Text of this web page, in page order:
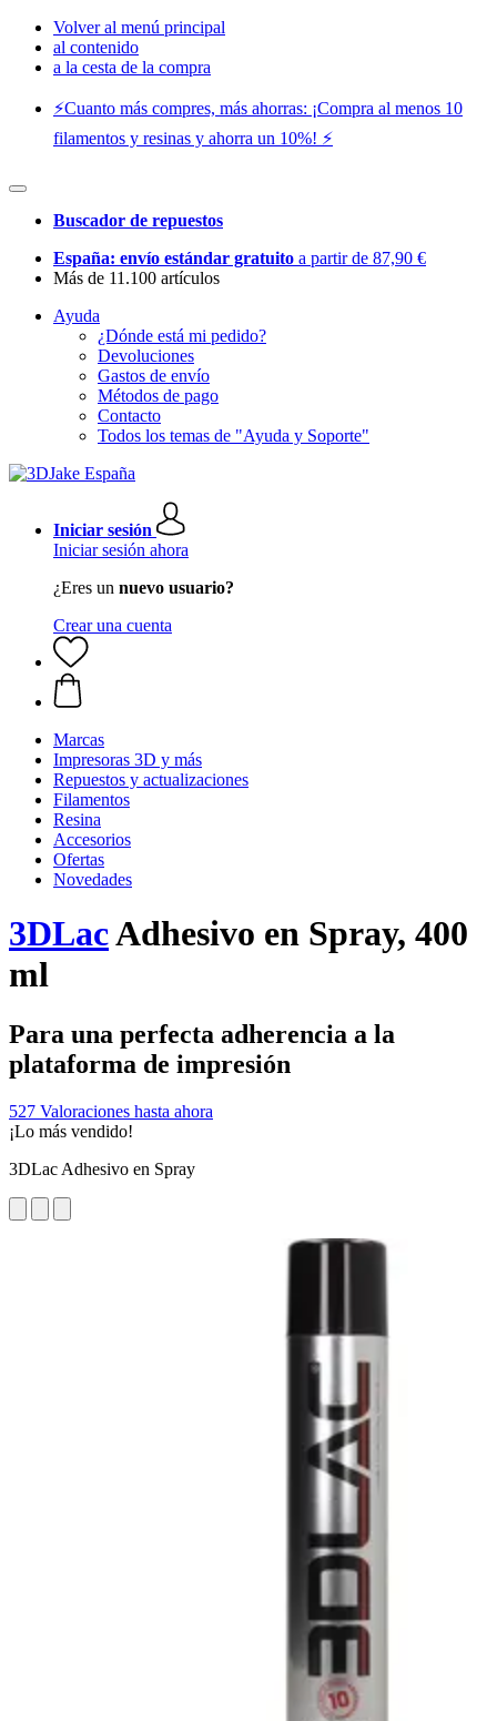
Volver al menú principal
al contenido
a la cesta de la compra
⚡️Cuanto más compres, más ahorras: ¡Compra al menos 10
filamentos y resinas y ahorra un 10%! ⚡️
Buscador de repuestos
España: envío estándar gratuito a partir de 87,90 €
Más de 11.100 artículos
Ayuda
¿Dónde está mi pedido?
Devoluciones
Gastos de envío
Métodos de pago
Contacto
Todos los temas de "Ayuda y Soporte"
Iniciar sesión
Iniciar sesión ahora
¿Eres un nuevo usuario?
Crear una cuenta
Marcas
Impresoras 3D y más
Repuestos y actualizaciones
Filamentos
Resina
Accesorios
Ofertas
Novedades
3DLacAdhesivo en Spray, 400
ml
Para una perfecta adherencia a la
plataforma de impresión
527 Valoraciones hasta ahora
¡Lo más vendido!
3DLac Adhesivo en Spray